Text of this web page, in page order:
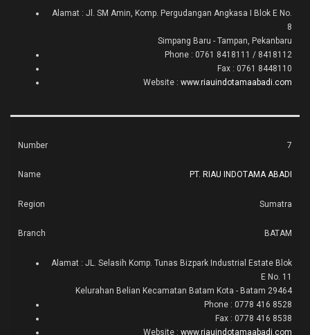
Alamat : Jl. SM Amin, Komp. Pergudangan Angkasa I Blok E No.
8
Simpang Baru - Tampan, Pekanbaru
Phone : 0761 8418111 / 8418112
Fax : 0761 8448110
Website : www.riauindotamaabadi.com
7
PT. RIAU INDOTAMA ABADI
Sumatra
BATAM
Alamat : JL. Selasih Komp. Tunas Bizpark Industrial Estate Blok
E No. 11
Kelurahan Belian Kecamatan Batam Kota - Batam 29464
Phone : 0778 416 8528
Fax : 0778 416 8538
Website : www.riauindotamaabadi.com